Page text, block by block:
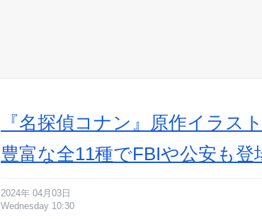
『名探偵コナン』原作イラス
豊富な全11種でFBIや公安も登
2024年 04月03日
Wednesday 10:30